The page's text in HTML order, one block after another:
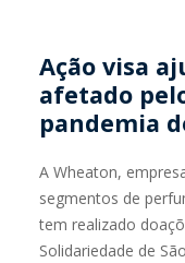
Ação visa
afetado
pandemia
A Wheaton,
segmentos de
tem realizado
Solidariedade de